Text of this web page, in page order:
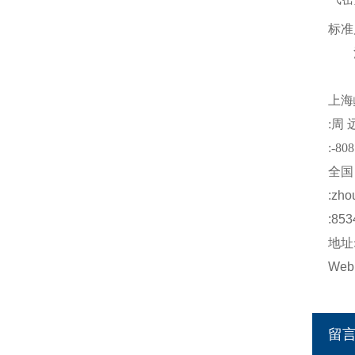
标
上海
:周
:-808
全
:
地址
留